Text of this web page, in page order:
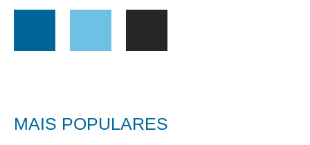
MAIS POPULARES